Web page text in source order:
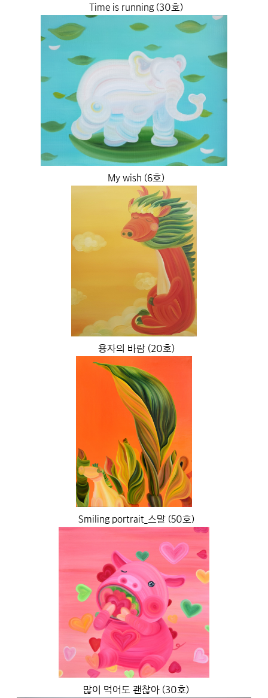
Time is running (30호)
My wish (6호)
용자의 바람 (20호)
Smiling portrait_스말 (50호)
많이 먹어도 괜찮아 (30호)